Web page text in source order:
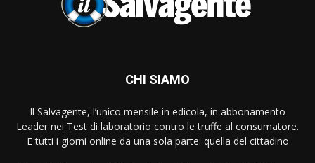
CHI SIAMO
Il Salvagente, l’unico mensile in edicola, in abbonamento
Leader nei Test di laboratorio contro le truffe al consumatore.
E tutti i giorni online da una sola parte: quella del cittadino